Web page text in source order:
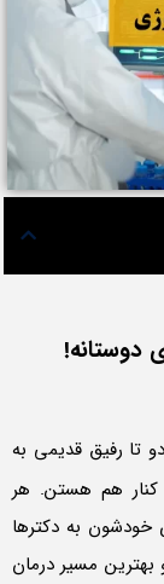
دوستانه!
تا رفیق قدیمی به
کنار هم هستن. هر
خودشون به دکترها
مسیر درمان